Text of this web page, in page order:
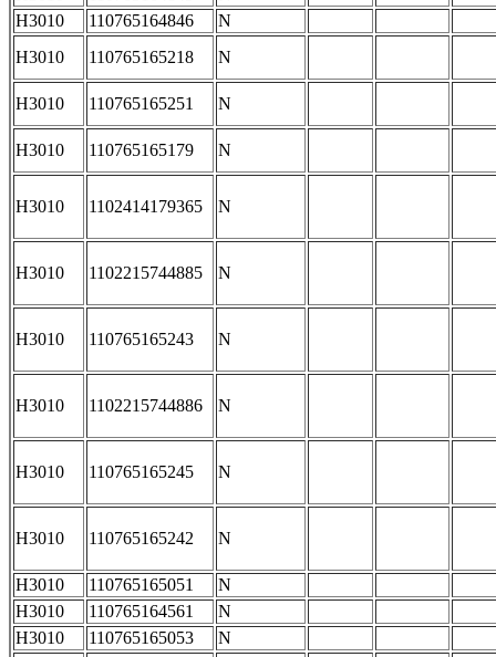
H3010
110765164846
N
H3010
110765165218 N
H3010 110765165251 N
H3010 110765165179 N
H3010 1102414179365 N
H3010 1102215744885 N
H3010 110765165243 N
H3010 1102215744886 N
H3010 110765165245 N
H3010 110765165242 N
H3010 110765165051
N
H3010
110765164561
N
H3010
110765165053 N